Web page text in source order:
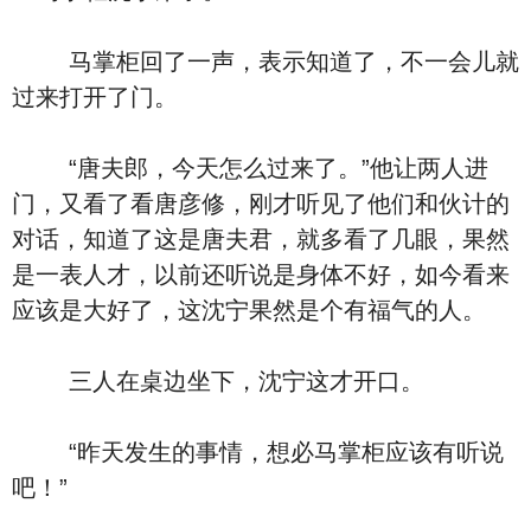
马掌柜回了一声，表示知道了，不一会儿就
过来打开了门。
“唐夫郎，今天怎么过来了。”他让两人进
门，又看了看唐彦修，刚才听见了他们和伙计的
对话，知道了这是唐夫君，就多看了几眼，果然
是一表人才，以前还听说是身体不好，如今看来
应该是大好了，这沈宁果然是个有福气的人。
三人在桌边坐下，沈宁这才开口。
“昨天发生的事情，想必马掌柜应该有听说
吧！”